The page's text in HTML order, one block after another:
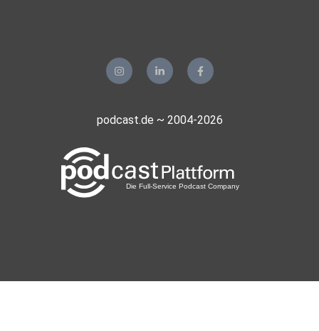
podcast.de ~ 2004-2026